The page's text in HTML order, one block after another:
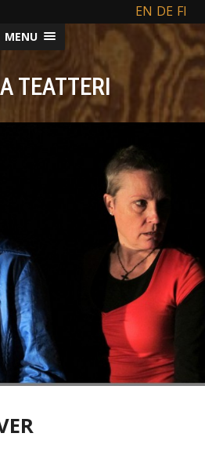
FI
DE
EN
MENU
TEATTERI